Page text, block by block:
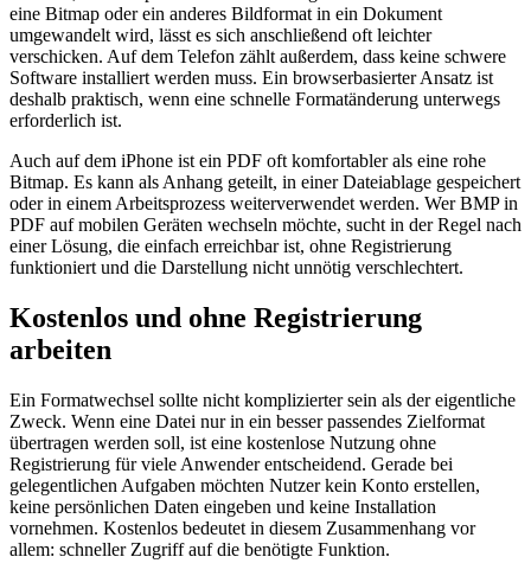
eine Bitmap oder ein anderes Bildformat in ein Dokument
umgewandelt wird, lässt es sich anschließend oft leichter
verschicken. Auf dem Telefon zählt außerdem, dass keine schwere
Software installiert werden muss. Ein browserbasierter Ansatz ist
deshalb praktisch, wenn eine schnelle Formatänderung unterwegs
erforderlich ist.
Auch auf dem iPhone ist ein PDF oft komfortabler als eine rohe
Bitmap. Es kann als Anhang geteilt, in einer Dateiablage gespeichert
oder in einem Arbeitsprozess weiterverwendet werden. Wer BMP in
PDF auf mobilen Geräten wechseln möchte, sucht in der Regel nach
einer Lösung, die einfach erreichbar ist, ohne Registrierung
funktioniert und die Darstellung nicht unnötig verschlechtert.
Kostenlos und ohne Registrierung
arbeiten
Ein Formatwechsel sollte nicht komplizierter sein als der eigentliche
Zweck. Wenn eine Datei nur in ein besser passendes Zielformat
übertragen werden soll, ist eine kostenlose Nutzung ohne
Registrierung für viele Anwender entscheidend. Gerade bei
gelegentlichen Aufgaben möchten Nutzer kein Konto erstellen,
keine persönlichen Daten eingeben und keine Installation
vornehmen. Kostenlos bedeutet in diesem Zusammenhang vor
allem: schneller Zugriff auf die benötigte Funktion.